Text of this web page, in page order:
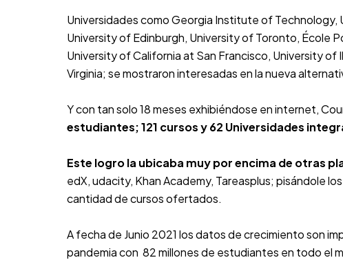
Universidades como Georgia Institute of Technology,
University of Edinburgh, University of Toronto, École
University of California at San Francisco, University of
Virginia; se mostraron interesadas en la nueva
Y con tan solo 18 meses exhibiéndose en internet,
estudiantes; 121 cursos y 62 Universidades
Este logro la ubicaba muy por encima de otras
edX,udacity, Khan Academy, Tareasplus; pisándole
cantidad de cursos ofertados.
A fecha de Junio 2021 los datos de crecimiento son
pandemia con 82 millones de estudiantes en todo el